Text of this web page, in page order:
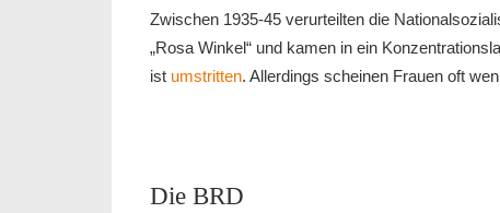
Zwischen 1935-45 verurteilten die
„Rosa Winkel“ und kamen in ein
ist umstritten. Allerdings scheinen Frauen oft
Die BRD